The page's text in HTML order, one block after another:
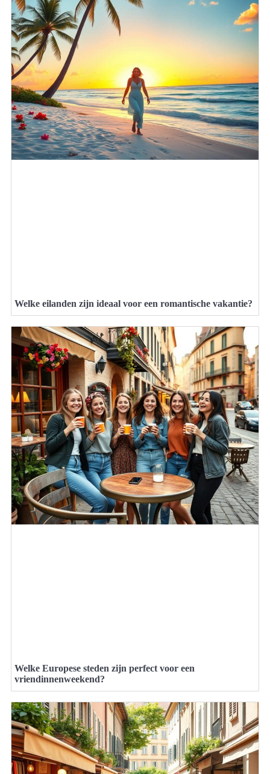
Welke eilanden zijn ideaal voor een romantische vakantie?
Welke Europese steden zijn perfect voor een
vriendinnenweekend?